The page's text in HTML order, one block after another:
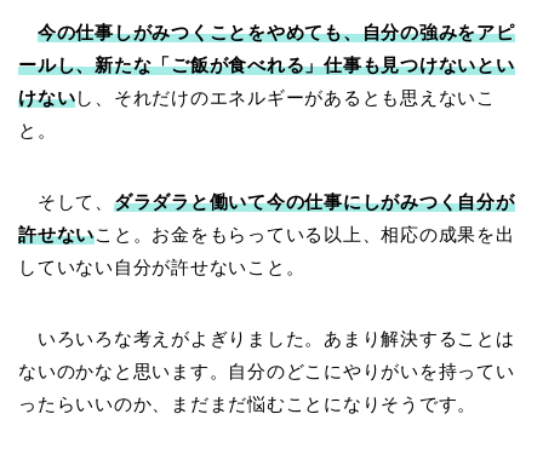
今の仕事しがみつくことをやめても、自分の強みをアピ
ールし、新たな「ご飯が食べれる」仕事も見つけないとい
けないし、それだけのエネルギーがあるとも思えないこ
と。
そして、 ダラダラと働いて今の仕事にしがみつく自分が
許せないこと。お金をもらっている以上、相応の成果を出
していない自分が許せないこと。
いろいろな考えがよぎりました。あまり解決することは
ないのかなと思います。自分のどこにやりがいを持ってい
ったらいいのか、まだまだ悩むことになりそうです。